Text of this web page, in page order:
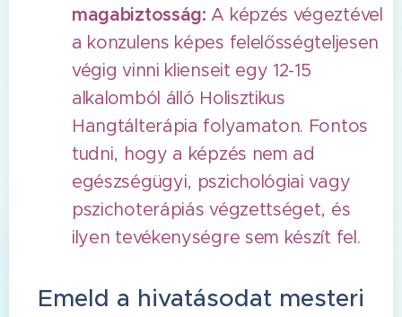
magabiztosság: A képzés végeztével
a konzulens képes felelősségteljesen
végig vinni klienseit egy 12-15
alkalomból álló Holisztikus
Hangtálterápia folyamaton. Fontos
tudni, hogy a képzés nem ad
egészségügyi, pszichológiai vagy
pszichoterápiás végzettséget, és
ilyen tevékenységre sem készít fel.
Emeld a hivatásodat mesteri